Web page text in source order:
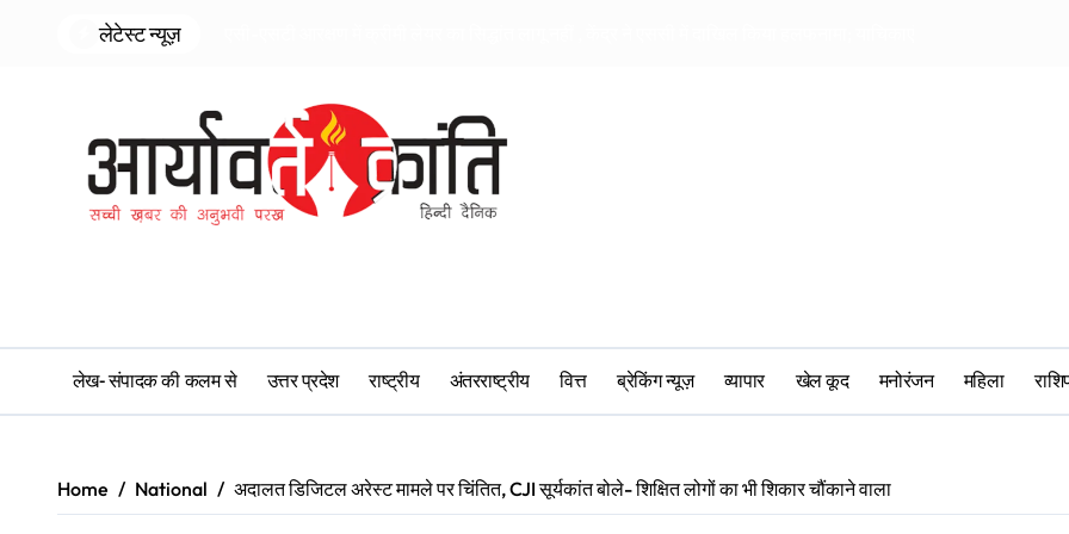
लेटेस्ट न्यूज़
लेख- संपादक की कलम से उत्तर प्रदेश राष्ट्रीय अंतरराष्ट्रीय वित्त ब्रेकिंग न्यूज़ व्यापार खेल कूद मनोरंजन महिला
Home National अदालत डिजिटल अरेस्ट मामले पर चिंतित, CJI सूर्यकांत बोले- शिक्षित लोगों का भी शिकार चौंकाने वाला